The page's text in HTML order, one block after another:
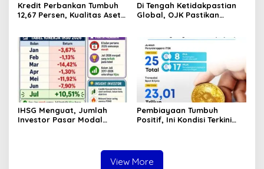
Kredit Perbankan Tumbuh
12,67 Persen, Kualitas Aset
Di Tengah Ketidakpastian
Global, OJK Pastikan
IHSG Menguat, Jumlah
Investor Pasar Modal
Pembiayaan Tumbuh
Positif, Ini Kondisi Terkini
View More